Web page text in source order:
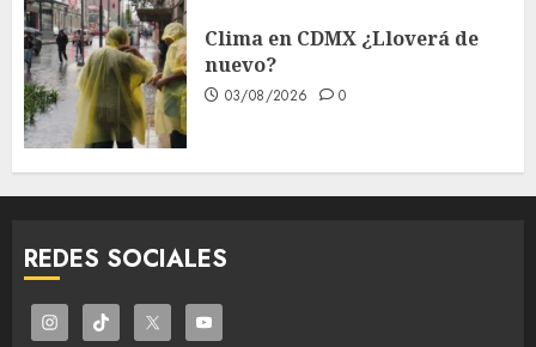
Clima en CDMX ¿Lloverá de
nuevo?
03/08/2026 0
REDES SOCIALES